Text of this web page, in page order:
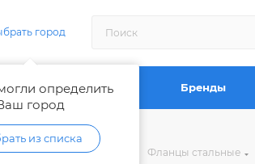
город
определить
город
из списка
Как купить Бренды
металлические Фланцы стальные